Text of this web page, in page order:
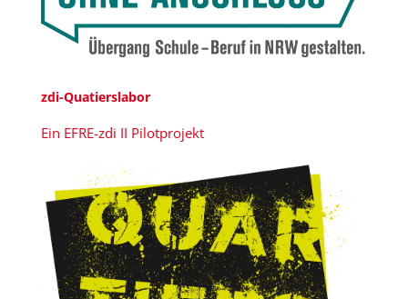
zdi-Quatierslabor
Ein EFRE-zdi II Pilotprojekt